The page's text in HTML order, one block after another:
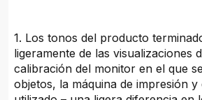
1. Los tonos del producto
ligeramente de las visualizaciones
calibración del monitor en el que
objetos, la máquina de impresión